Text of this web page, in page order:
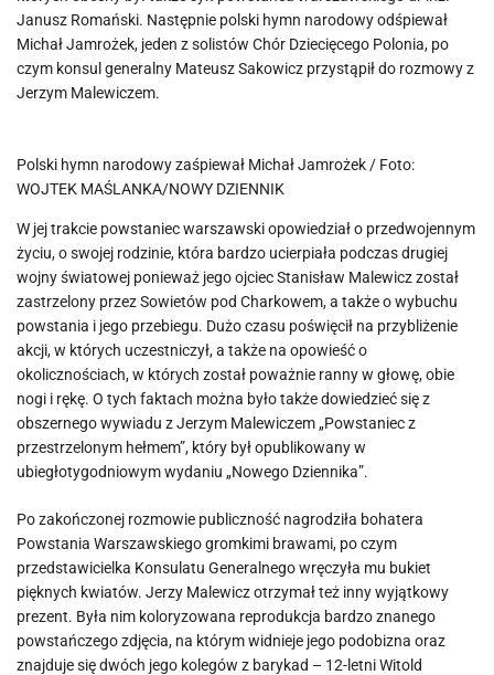
Janusz Romański. Następnie polski hymn narodowy odśpiewał
Michał Jamrożek, jeden z solistów Chór Dziecięcego Polonia, po
czym konsul generalny Mateusz Sakowicz przystąpił do rozmowy z
Jerzym Malewiczem.
Polski hymn narodowy zaśpiewał Michał Jamrożek / Foto:
WOJTEK MAŚLANKA/NOWY DZIENNIK
W jej trakcie powstaniec warszawski opowiedział o przedwojennym
życiu, o swojej rodzinie, która bardzo ucierpiała podczas drugiej
wojny światowej ponieważ jego ojciec Stanisław Malewicz został
zastrzelony przez Sowietów pod Charkowem, a także o wybuchu
powstania i jego przebiegu. Dużo czasu poświęcił na przybliżenie
akcji, w których uczestniczył, a także na opowieść o
okolicznościach, w których został poważnie ranny w głowę, obie
nogi i rękę. O tych faktach można było także dowiedzieć się z
obszernego wywiadu z Jerzym Malewiczem „Powstaniec z
przestrzelonym hełmem”, który był opublikowany w
ubiegłotygodniowym wydaniu „Nowego Dziennika”.
Po zakończonej rozmowie publiczność nagrodziła bohatera
Powstania Warszawskiego gromkimi brawami, po czym
przedstawicielka Konsulatu Generalnego wręczyła mu bukiet
pięknych kwiatów. Jerzy Malewicz otrzymał też inny wyjątkowy
prezent. Była nim koloryzowana reprodukcja bardzo znanego
powstańczego zdjęcia, na którym widnieje jego podobizna oraz
znajduje się dwóch jego kolegów z barykad – 12-letni Witold